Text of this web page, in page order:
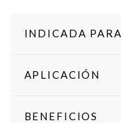
INDICADA PARA
APLICACIÓN
BENEFICIOS